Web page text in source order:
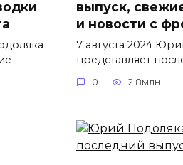
выпуск,
и новости с
7 августа 2024
представляет
0 2.8млн.